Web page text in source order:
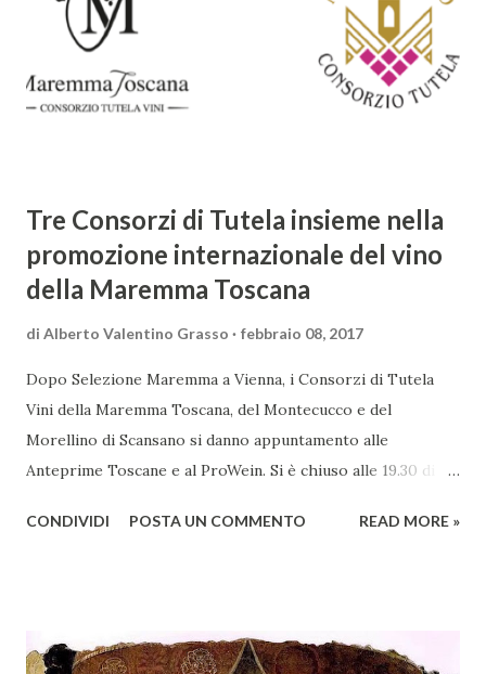
sorprendente. Marino visse in un'epoca di grandi
cambiamenti culturali e sociali, e la sua opera riflette questa
complessità. L'Adone è un poema epico-mitologico in 20
canti, composto da oltre 40.000 versi. Narra la storia
Tre Consorzi di Tutela insieme nella
promozione internazionale del vino
della Maremma Toscana
di Alberto Valentino Grasso febbraio 08, 2017
Dopo Selezione Maremma a Vienna, i Consorzi di Tutela
Vini della Maremma Toscana, del Montecucco e del
Morellino di Scansano si danno appuntamento alle
Anteprime Toscane e al ProWein. Si è chiuso alle 19.30 di
presso l’Hotel Regina di Vienna dalla società Wein & Kultur,
territorio maremmano: Consorzio Tutela Vini della
CONDIVIDI POSTA UN COMMENTO READ MORE »